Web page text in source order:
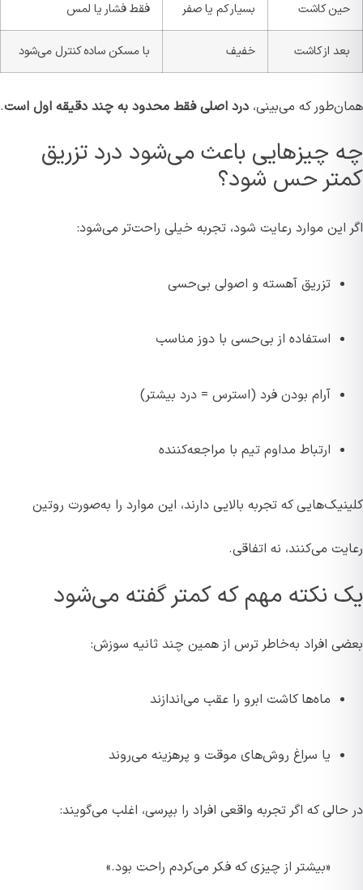
حین کاشت بسیار کم یا صفر فقط فشار یا لمس
بعد از کاشت خفیف با مسکن ساده کنترل می‌شود
همان‌طور که می‌بینی، درد اصلی فقط محدود به چند دقیقه اول است.
چه چیزهایی باعث می‌شود درد تزریق
کمتر حس شود؟
اگر این موارد رعایت شود، تجربه خیلی راحت‌تر می‌شود:
تزریق آهسته و اصولی بی‌حسی
استفاده از بی‌حسی با دوز مناسب
آرام بودن فرد (استرس = درد بیشتر)
ارتباط مداوم تیم با مراجعه‌کننده
کلینیک‌هایی که تجربه بالایی دارند، این موارد را به‌صورت روتین
رعایت می‌کنند، نه اتفاقی.
یک نکته مهم که کمتر گفته می‌شود
بعضی افراد به‌خاطر ترس از همین چند ثانیه سوزش:
ماه‌ها کاشت ابرو را عقب می‌اندازند
یا سراغ روش‌های موقت و پرهزینه می‌روند
در حالی که اگر تجربه واقعی افراد را بپرسی، اغلب می‌گویند:
«بیشتر از چیزی که فکر می‌کردم راحت بود.»